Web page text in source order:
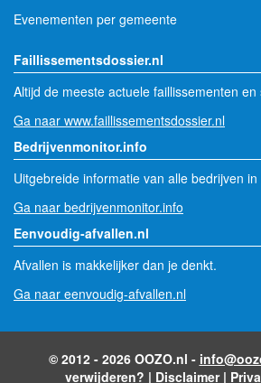
Evenementen per gemeente
Faillissementsdossier.nl
Altijd de meeste actuele faillissementen en
Ga naar www.faillissementsdossier.nl
Bedrijvenmonitor.info
Uitgebreide informatie van alle bedrijven
Ga naar bedrijvenmonitor.info
Eenvoudig-afvallen.nl
Afvallen is makkelijker dan je denkt.
Ga naar eenvoudig-afvallen.nl
© 2012 - 2026 OOZO.nl -
verwijderen? | Disclaimer|